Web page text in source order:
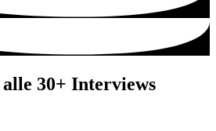
30+ Interviews